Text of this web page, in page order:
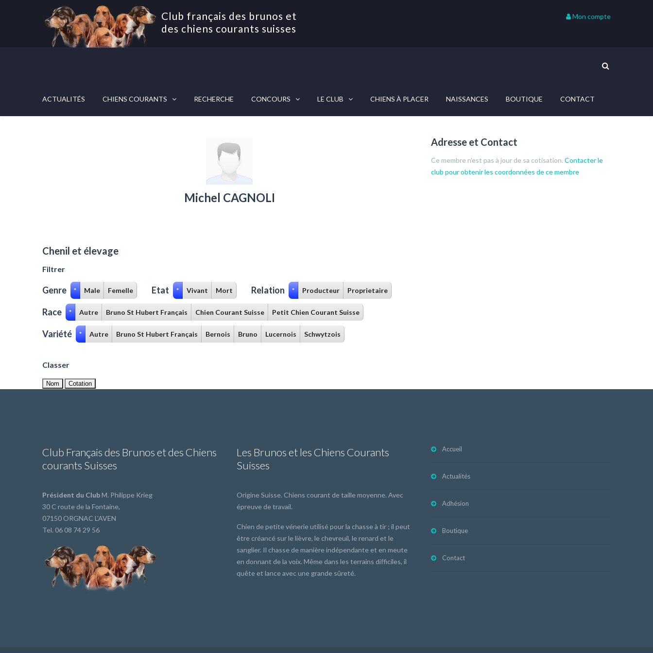
Club français des brunos et
des chiens courants suisses
Mon compte
ACTUALITÉS CHIENS COURANTS RECHERCHE CONCOURS LE CLUB CHIENS À PLACER NAISSANCES BOUTIQUE CONTACT
Michel CAGNOLI
Adresse et Contact
Ce membre n'est pas à jour de sa cotisation. Contacter le
club pour obtenir les coordonnées de ce membre
Chenil et élevage
Filtrer
Genre * Male Femelle Etat * Vivant Mort Relation * Producteur Proprietaire
Race * Autre Bruno St Hubert Français Chien Courant Suisse Petit Chien Courant Suisse
Variété * Autre Bruno St Hubert Français Bernois Bruno Lucernois Schwytzois
Classer
Nom Cotation
Club Français des Brunos et des Chiens
courants Suisses
Président du ClubM. Philippe Krieg
30 C route de la Fontaine,
07150 ORGNAC L'AVEN
Tel. 06 08 74 29 56
Les Brunos et les Chiens Courants
Suisses
Origine Suisse. Chiens courant de taille moyenne. Avec
épreuve de travail.
Chien de petite vénerie utilisé pour la chasse à tir ; il peut
être créancé sur le lièvre, le chevreuil, le renard et le
sanglier. Il chasse de manière indépendante et en meute
en donnant de la voix. Même dans les terrains difficiles, il
quête et lance avec une grande sûreté.
Accueil
Actualités
Adhésion
Boutique
Contact